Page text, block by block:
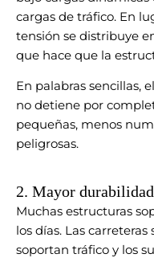
cargas de tráfico. En
tensión se distribuye
que hace que la
En palabras sencillas,
no detiene por
pequeñas, menos
peligrosas.
2. Mayor
Muchas estructuras
los días. Las
soportan tráfico y los